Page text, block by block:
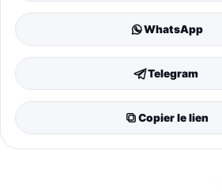
WhatsApp
Telegram
Copier le lien